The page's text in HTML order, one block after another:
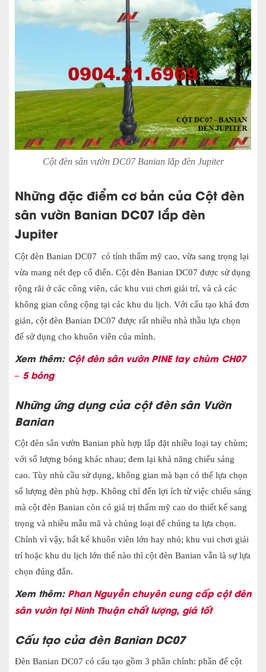
Cột đèn sân vườn DC07 Banian lắp đèn Jupiter
Những đặc điểm cơ bản của Cột đèn
sân vườn Banian DC07 lắp đèn
Jupiter
Cột đèn Banian DC07 có tính thẩm mỹ cao, vừa sang trọng lại
vừa mang nét đẹp cổ điển. Cột đèn Banian DC07 được sử dụng
rộng rãi ở các công viên, các khu vui chơi giải trí, và cả các
không gian công cộng tại các khu du lịch. Với cấu tạo khá đơn
giản, cột đèn Banian DC07 được rất nhiều nhà thầu lựa chọn
để sử dụng cho khuôn viên của mình.
Xem thêm: Cột đèn sân vườn PINE tay chùm CH07
– 5 bóng
Những ứng dụng của cột đèn sân Vườn
Banian
Cột đèn sân vườn Banian phù hợp lắp đặt nhiều loại tay chùm;
với số lượng bóng khác nhau; đem lại khả năng chiếu sáng
cao. Tùy nhù cầu sử dụng, không gian mà bạn có thể lựa chọn
số lượng đèn phù hợp. Không chỉ đến lợi ích từ việc chiếu sáng
mà cột đèn Banian còn có giá trị thẩm mỹ cao do thiết kế sang
trọng và nhiều mẫu mã và chủng loại để chúng ta lựa chọn.
Chính vì vậy, bất kể khuôn viên lớn hay nhỏ; khu vui chơi giải
trí hoặc khu du lịch lớn thế nào thì cột đèn Banian vẫn là sự lựa
chọn đúng đắn.
Xem thêm: Phan Nguyễn chuyên cung cấp cột đèn
sân vườn tại Ninh Thuận chất lượng, giá tốt
Cấu tạo của đèn Banian DC07
Đèn Banian DC07 có cấu tạo gồm 3 phần chính: phần đế cột